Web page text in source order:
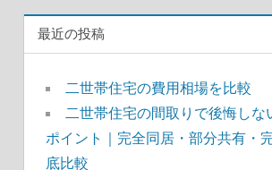
ー
シ
ョ
ン
最近の投稿
二世帯住宅の費用相場を比較
二世帯住宅の間取りで後悔しな
ポイント｜完全同居・部分共有・
底比較